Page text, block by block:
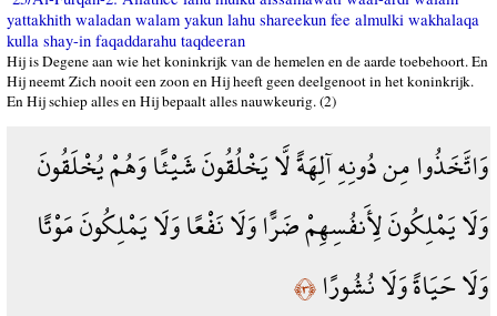
yattakhith waladan walam yakun lahu shareekun fee almulki wakhalaqa
kulla shay-in faqaddarahu taqdeeran
Hij is Degene aan wie het koninkrijk van de hemelen en de aarde toebehoort. En
Hij neemt Zich nooit een zoon en Hij heeft geen deelgenoot in het koninkrijk.
En Hij schiep alles en Hij bepaalt alles nauwkeurig. (2)
وَاتَّخَذُوا مِن دُونِهِ آلِهَةً لَّا يَخْلُقُونَ شَيْئًا وَهُمْ يُخْلَقُونَ
وَلَا يَمْلِكُونَ لِأَنفُسِهِمْ ضَرًّا وَلَا نَفْعًا وَلَا يَمْلِكُونَ مَوْتًا
وَلَا حَيَاةً وَلَا نُشُورًا﴿٣﴾